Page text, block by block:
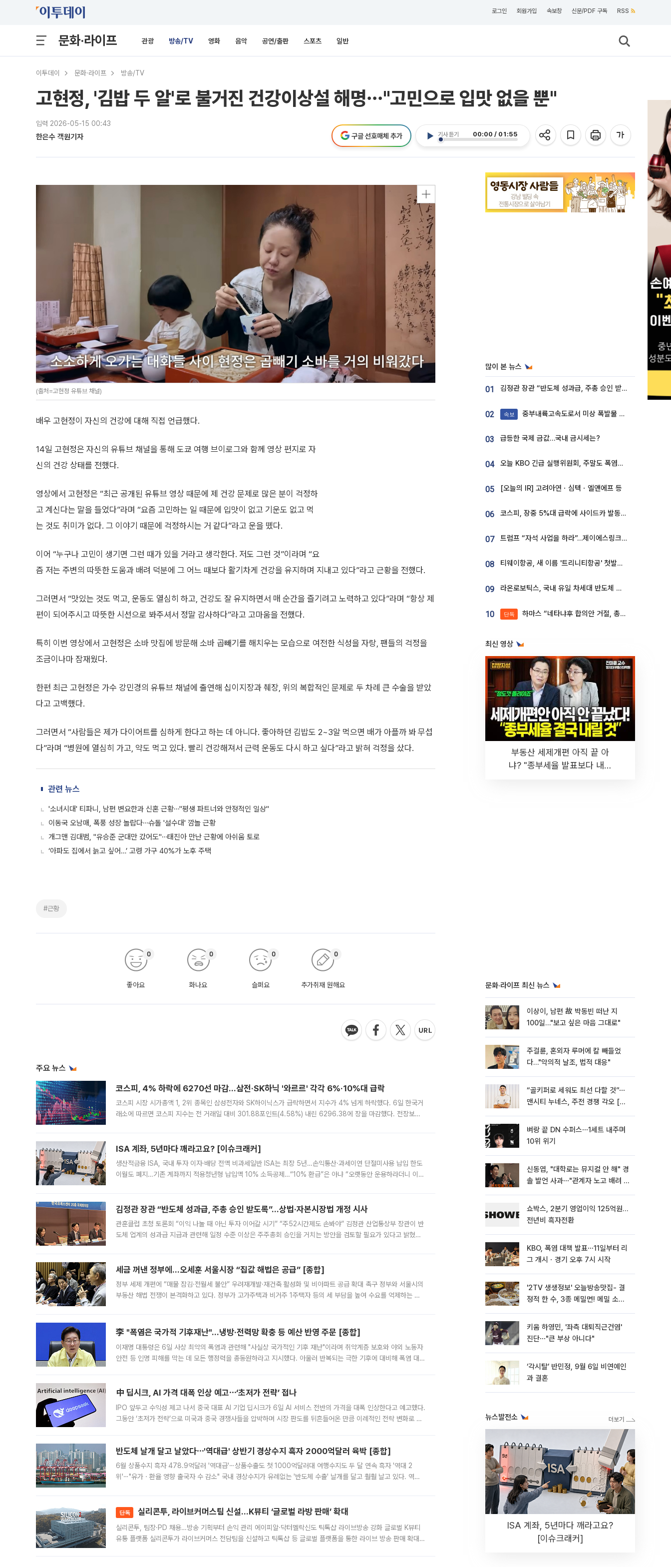
로그인 회원가입 속보창 신문/PDF 구독 RSS
문화·라이프 관광 방송/TV 영화 음악 공연/출판 스포츠 일반
이투데이 문화·라이프 방송/TV
고현정, '김밥 두 알'로 불거진 건강이상설 해명⋯"고민으로 입맛 없을 뿐"
입력 2026-05-15 00:43
한은수 객원기자 기사 듣기 00:00 / 01:55
구글 선호매체 추가
(출처=고현정 유튜브 채널)
배우 고현정이 자신의 건강에 대해 직접 언급했다.
14일 고현정은 자신의 유튜브 채널을 통해 도쿄 여행 브이로그와 함께 영상 편지로 자
신의 건강 상태를 전했다.
영상에서 고현정은 “최근 공개된 유튜브 영상 때문에 제 건강 문제로 많은 분이 걱정하
고 계신다는 말을 들었다”라며 “요즘 고민하는 일 때문에 입맛이 없고 기운도 없고 먹
는 것도 취미가 없다. 그 이야기 때문에 걱정하시는 거 같다”라고 운을 뗐다.
이어 “누구나 고민이 생기면 그런 때가 있을 거라고 생각한다. 저도 그런 것”이라며 “요
즘 저는 주변의 따뜻한 도움과 배려 덕분에 그 어느 때보다 활기차게 건강을 유지하며 지내고 있다”라고 근황을 전했다.
그러면서 “맛있는 것도 먹고, 운동도 열심히 하고, 건강도 잘 유지하면서 매 순간을 즐기려고 노력하고 있다”라며 “항상 제
편이 되어주시고 따뜻한 시선으로 봐주셔서 정말 감사하다”라고 고마움을 전했다.
특히 이번 영상에서 고현정은 소바 맛집에 방문해 소바 곱빼기를 해치우는 모습으로 여전한 식성을 자랑, 팬들의 걱정을
조금이나마 잠재웠다.
한편 최근 고현정은 가수 강민경의 유튜브 채널에 출연해 십이지장과 췌장, 위의 복합적인 문제로 두 차례 큰 수술을 받았
다고 고백했다.
그러면서 “사람들은 제가 다이어트를 심하게 한다고 하는 데 아니다. 좋아하던 김밥도 2~3알 먹으면 배가 아플까 봐 무섭
다”라며 “병원에 열심히 가고, 약도 먹고 있다. 빨리 건강해져서 근력 운동도 다시 하고 싶다”라고 밝혀 걱정을 샀다.
관련 뉴스
'소녀시대' 티파니, 남편 변요한과 신혼 근황⋯"평생 파트너와 안정적인 일상"
이동국 오남매, 폭풍 성장 놀랍다⋯슈돌 '설수대' 깜놀 근황
개그맨 김대범, "유승준 군대만 갔어도"⋯태진아 만난 근황에 아쉬움 토로
‘아파도 집에서 늙고 싶어…’ 고령 가구 40%가 노후 주택
#근황
좋아요
0
화나요
0
슬퍼요
0
추가취재 원해요
0
주요 뉴스
코스피, 4% 하락에 6270선 마감…삼전·SK하닉 '와르르' 각각 6%·10%대 급락
코스피 시장 시가총액 1, 2위 종목인 삼성전자와 SK하이닉스가 급락하면서 지수가 4% 넘게 하락했다. 6일 한국거
래소에 따르면 코스피 지수는 전 거래일 대비 301.88포인트(4.58%) 내린 6296.38에 장을 마감했다. 전장보다
ISA 계좌, 5년마다 깨라고요? [이슈크래커]
생산적금융 ISA, 국내 투자 이자·배당 전액 비과세일반 ISA는 최장 5년…손익통산·과세이연 단절미사용 납입 한도
이월도 폐지…기존 계좌까지 적용청년형 납입액 10% 소득공제…“10% 환급”은 아냐 “오랫동안 운용하라더니 이제
김정관 장관 “반도체 성과급, 주총 승인 받도록”…상법·자본시장법 개정 시사
관훈클럽 초청 토론회 “이익 나눌 때 아닌 투자 이어갈 시기” “주52시간제도 손봐야” 김정관 산업통상부 장관이 반
도체 업계의 성과급 지급과 관련해 일정 수준 이상은 주주총회 승인을 거치는 방안을 검토할 필요가 있다고 밝혔다.
세금 꺼낸 정부에…오세훈 서울시장 “집값 해법은 공급” [종합]
정부 세제 개편에 “매물 잠김·전월세 불안” 우려재개발·재건축 활성화 및 비아파트 공급 확대 촉구 정부와 서울시의
부동산 해법 전쟁이 본격화하고 있다. 정부가 고가주택과 비거주 1주택자 등의 세 부담을 높여 수요를 억제하는 카
李 "폭염은 국가적 기후재난"…냉방·전력망 확충 등 예산 반영 주문 [종합]
이재명 대통령은 6일 사상 최악의 폭염과 관련해 "사실상 국가적인 기후 재난"이라며 취약계층 보호와 야외 노동자
안전 등 인명 피해를 막는 데 모든 행정력을 총동원하라고 지시했다. 아울러 반복되는 극한 기후에 대비해 폭염 대응
中 딥시크, AI 가격 대폭 인상 예고⋯‘초저가 전략’ 접나
IPO 앞두고 수익성 제고 나서 중국 대표 AI 기업 딥시크가 6일 AI 서비스 전반의 가격을 대폭 인상한다고 예고했다.
그동안 ‘초저가 전략’으로 미국과 중국 경쟁사들을 압박하며 시장 판도를 뒤흔들어온 만큼 이례적인 전략 변화로 평
반도체 날개 달고 날았다⋯'역대급' 상반기 경상수지 흑자 2000억달러 육박 [종합]
6월 상품수지 흑자 478.9억달러 '역대급'⋯상품수출도 첫 1000억달러대 여행수지도 두 달 연속 흑자 '역대 2
위'⋯"유가ㆍ환율 영향 출국자 수 감소" 국내 경상수지가 유례없는 '반도체 수출' 날개를 달고 훨훨 날고 있다. 역대
단독 실리콘투, 라이브커머스팀 신설…K뷰티 ‘글로벌 라방 판매’ 확대
실리콘투, 팀장·PD 채용…방송 기획부터 손익 관리 에이피알·닥터멜락신도 틱톡샵 라이브방송 강화 글로벌 K뷰티
유통 플랫폼 실리콘투가 라이브커머스 전담팀을 신설하고 틱톡샵 등 글로벌 플랫폼을 통한 라이브 방송 판매 확대에
많이 본 뉴스
01 김정관 장관 “반도체 성과급, 주총 승인 받도록”…상법·자본시장법 개정 시사
02 속보 중부내륙고속도로서 미상 폭발물 발견
03 급등한 국제 금값…국내 금시세는?
04 오늘 KBO 긴급 실행위원회, 주말도 폭염취소 될까
05 [오늘의 IR] 고려아연ㆍ심텍ㆍ엘앤에프 등
06 코스피, 장중 5%대 급락에 사이드카 발동…삼성·SK 동반 폭락
07 트럼프 “자석 사업을 하라”…제이에스링크, 비중국 영구자석 공급망 구축 속도
08 티웨이항공, 새 이름 '트리니티항공' 첫발…SSC 전략 본격화
09 라온로보틱스, 국내 유일 차세대 반도체 공정 로봇 개발 ‘고객사 테스트 진행’
10 단독 하마스 “네타냐후 합의안 거절, 총선 앞두고 시간 끌기”
최신 영상
부동산 세제개편 아직 끝 아
냐? "종부세율 발표보다 내릴
문화·라이프 최신 뉴스
이상이, 남편 故 박동빈 떠난 지
100일…"보고 싶은 마음 그대로"
주걸륜, 혼외자 루머에 칼 빼들었
다…"악의적 날조, 법적 대응"
“골키퍼로 세워도 최선 다할 것”⋯
맨시티 누네스, 주전 경쟁 각오 [인
벼랑 끝 DN 수퍼스⋯1세트 내주며
10위 위기
신동엽, "대학로는 뮤지컬 안 해" 경
솔 발언 사과⋯"관계자 노고 배려 못
쇼박스, 2분기 영업이익 125억원…
전년비 흑자전환
KBO, 폭염 대책 발표⋯11일부터 리
그 개시ㆍ경기 오후 7시 시작
'2TV 생생정보' 오늘방송맛집- 결
정적 한 수, 3종 메밀면! 메밀 소바
키움 하영민, '좌측 대퇴직근건염'
진단⋯"큰 부상 아니다"
‘각시탈’ 반민정, 9월 6일 비연예인
과 결혼
뉴스발전소
ISA 계좌, 5년마다 깨라고요?
[이슈크래커]